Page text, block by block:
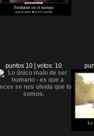
puntos 10 | votos: 10